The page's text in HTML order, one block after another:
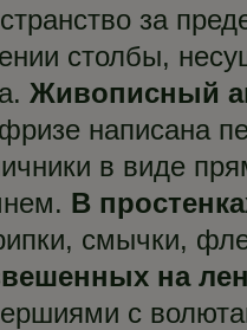
за
столбы,
Живописный
написана
в виде
В
смычки,
на
с